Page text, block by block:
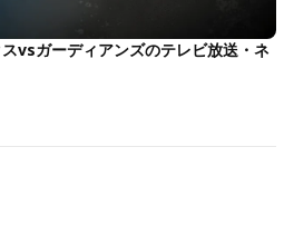
スvsガーディアンズのテレビ放送・ネ